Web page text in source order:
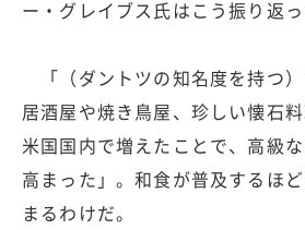
ー・グレイブス氏はこう振り返っ
「（ダントツの知名度を持つ）
居酒屋や焼き鳥屋、珍しい懐石
米国国内で増えたことで、高級
高まった」。和食が普及するほ
まるわけだ。